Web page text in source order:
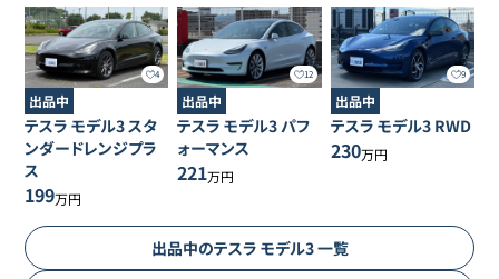
4
出品中
テスラ モデル3スタ
ンダードレンジプラ
ス
199万円
12
出品中
テスラ モデル3 パフ
ォーマンス
221万円
9
出品中
テスラ モデル3 RWD
230万円
出品中のテスラ モデル3一覧